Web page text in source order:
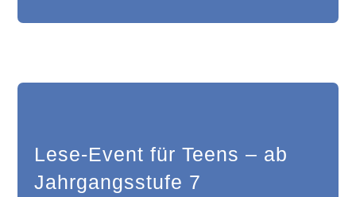
Lese-Event für Teens – ab
Jahrgangsstufe 7